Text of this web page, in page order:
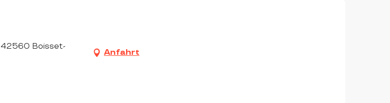
42560 Boisset-
Anfahrt